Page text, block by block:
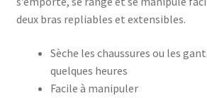
deux bras repliables et extensibles.
Sèche les chaussures ou les
quelques heures
Facile à manipuler